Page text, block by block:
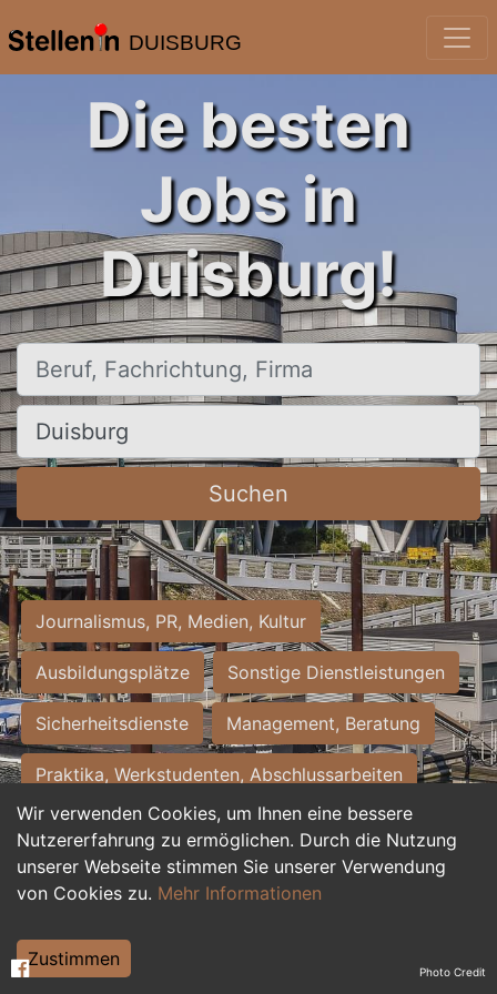
DUISBURG
Wir verwenden Cookies, um Ihnen eine bessere
Nutzererfahrung zu ermöglichen. Durch die Nutzung
unserer Webseite stimmen Sie unserer Verwendung
von Cookies zu. Mehr Informationen
Zustimmen
Die besten
Jobs in
Duisburg!
Beruf, Fachrichtung, Firma
Ort, Stadt
Suchen
Journalismus, PR, Medien, Kultur
Ausbildungsplätze Sonstige Dienstleistungen
Sicherheitsdienste Management, Beratung
Praktika, Werkstudenten, Abschlussarbeiten
Personalwesen Assistenz, Sekretariat
Hilfskräfte, Aushilfs- und Nebenjobs
Weiterbildung, Studium, duale Ausbildung Photo Credit